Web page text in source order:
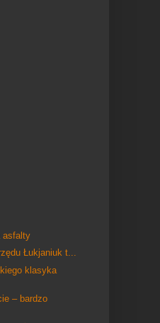
asfalty
Łukjaniuk t...
klasyka
– bardzo